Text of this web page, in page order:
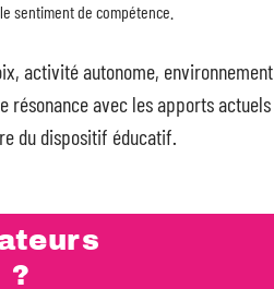
sentiment de compétence.
activité autonome, environnement
résonance avec les apports actuels
du dispositif éducatif.
?